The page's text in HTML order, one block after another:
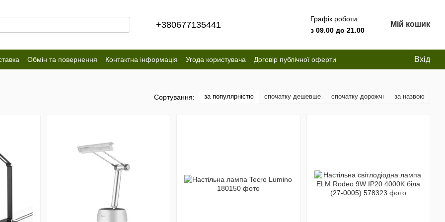
+380677135441
Графік роботи:
з 09.00 до 21.00
Мій кошик
Обмін та повернення Контактна інформація Угода користувача
Договір публічної оферти
Вхід
Сортування: за популярністю спочатку дешевше спочатку дорожчі за назвою